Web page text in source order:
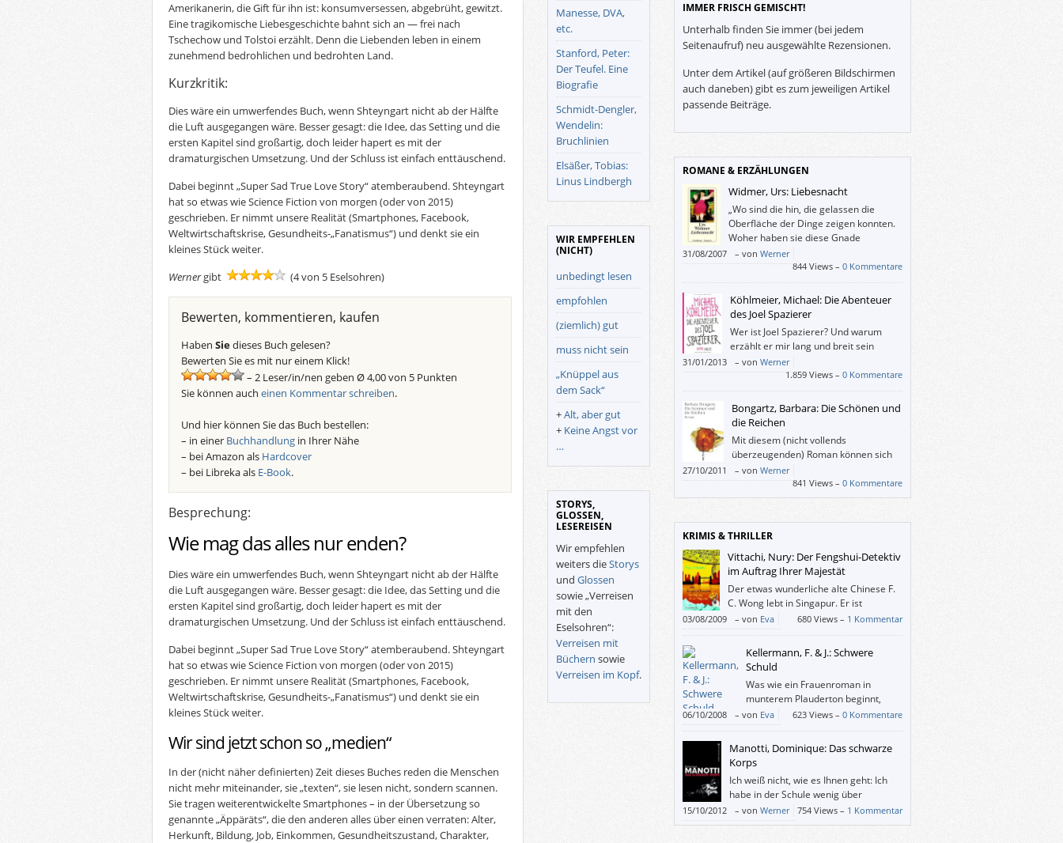
Amerikanerin, die Gift für ihn ist: konsumversessen, abgebrüht, gewitzt.
Eine tragikomische Liebesgeschichte bahnt sich an — frei nach
Tschechow und Tolstoi erzählt. Denn die Liebenden leben in einem
zunehmend bedrohlichen und bedrohten Land.
Kurzkritik:
Dies wäre ein umwerfendes Buch, wenn Shteyngart nicht ab der Hälfte
die Luft ausgegangen wäre. Besser gesagt: die Idee, das Setting und die
ersten Kapitel sind großartig, doch leider hapert es mit der
dramaturgischen Umsetzung. Und der Schluss ist einfach enttäuschend.
Dabei beginnt „Super Sad True Love Story“ atemberaubend. Shteyngart
hat so etwas wie Science Fiction von morgen (oder von 2015)
geschrieben. Er nimmt unsere Realität (Smartphones, Facebook,
Weltwirtschaftskrise, Gesundheits-„Fanatismus“) und denkt sie ein
kleines Stück weiter.
Wernergibt (4 von 5 Eselsohren)
Bewerten, kommentieren, kaufen
Haben Siedieses Buch gelesen?
Bewerten Sie es mit nur einem Klick!
– 2 Leser/in/nen geben Ø 4,00 von 5 Punkten
Sie können auch einen Kommentar schreiben.
Und hier können Sie das Buch bestellen:
– in einer Buchhandlung in Ihrer Nähe
– bei Amazon als Hardcover
– bei Libreka als E-Book.
Besprechung:
Wie mag das alles nur enden?
Dies wäre ein umwerfendes Buch, wenn Shteyngart nicht ab der Hälfte
die Luft ausgegangen wäre. Besser gesagt: die Idee, das Setting und die
ersten Kapitel sind großartig, doch leider hapert es mit der
dramaturgischen Umsetzung. Und der Schluss ist einfach enttäuschend.
Dabei beginnt „Super Sad True Love Story“ atemberaubend. Shteyngart
hat so etwas wie Science Fiction von morgen (oder von 2015)
geschrieben. Er nimmt unsere Realität (Smartphones, Facebook,
Weltwirtschaftskrise, Gesundheits-„Fanatismus“) und denkt sie ein
kleines Stück weiter.
Wir sind jetzt schon so „medien“
In der (nicht näher definierten) Zeit dieses Buches reden die Menschen
nicht mehr miteinander, sie „texten“, sie lesen nicht, sondern scannen.
Sie tragen weiterentwickelte Smartphones – in der Übersetzung so
genannte „Äppäräts“, die den anderen alles über einen verraten: Alter,
Herkunft, Bildung, Job, Einkommen, Gesundheitszustand, Charakter,
Manesse, DVA,
etc.
Stanford, Peter:
Der Teufel. Eine
Biografie
Schmidt-Dengler,
Wendelin:
Bruchlinien
Elsäßer, Tobias:
Linus Lindbergh
WIR EMPFEHLEN
(NICHT)
unbedingt lesen
empfohlen
(ziemlich) gut
muss nicht sein
„Knüppel aus
dem Sack“
+Alt, aber gut
+ Keine Angst vor
…
STORYS,
GLOSSEN,
LESEREISEN
Wir empfehlen
weiters dieStorys
und Glossen
sowie „Verreisen
mit den
Eselsohren“:
Verreisen mit
Büchern sowie
Verreisen im Kopf.
IMMER FRISCH GEMISCHT!
Unterhalb finden Sie immer (bei jedem
Seitenaufruf) neu ausgewählte Rezensionen.
Unter dem Artikel (auf größeren Bildschirmen
auch daneben) gibt es zum jeweiligen Artikel
passende Beiträge.
ROMANE & ERZÄHLUNGEN
Widmer, Urs: Liebesnacht
„Wo sind die hin, die gelassen die
Oberfläche der Dinge zeigen konnten.
Woher haben sie diese Gnade
genommen. Das Herz öffnete sich
beim Anschauen und der Atem wurde ruhig.“
31/08/2007 – von Werner
844 Views – 0 Kommentare
Köhlmeier, Michael: Die Abenteuer
des Joel Spazierer
Wer ist Joel Spazierer? Und warum
erzählt er mir lang und breit sein
halbes 20. Jahrhundert? – Diesen
Roman zu lesen, hat mir zwar Vergnügen bereitet,
aber schlau bin ich aus ihm nicht geworden.
31/01/2013 – von Werner
1.859 Views – 0 Kommentare
Bongartz, Barbara: Die Schönen und
die Reichen
Mit diesem (nicht vollends
überzeugenden) Roman können sich
auch Leute über den (Geld-)Adel
amüsieren, die nie zugeben würden, dass sie sich
für den überhaupt interessieren.
27/10/2011 – von Werner
841 Views – 0 Kommentare
KRIMIS & THRILLER
Vittachi, Nury: Der Fengshui-Detektiv
im Auftrag Ihrer Majestät
Der etwas wunderliche alte Chinese F.
C. Wong lebt in Singapur. Er ist
Fengshui-Meister und teilt sein kleines
Büro mit seiner eigensinnigen jungen Assistentin
Joyce und seiner ausschließlich an Nagelpflege
interessierten Sekretärin Winnie, die ihm beide
überaus auf die Nerven gehen. Da sein Fengshui-
Können auch die Reinigung der Atmosphäre nach
einem Verbrechen umfasst, passiert es des
Öfteren, dass Wong und Joyce diese Verbrechen
auch gleich aufklären
03/08/2009 – von Eva 680 Views – 1 Kommentar
Kellermann, F. & J.: Schwere
Schuld
Was wie ein Frauenroman in
munterem Plauderton beginnt,
entpuppt sich nach und nach als
recht passabler Krimi.
06/10/2008 – von Eva 623 Views – 0 Kommentare
Manotti, Dominique: Das schwarze
Korps
Ich weiß nicht, wie es Ihnen geht: Ich
habe in der Schule wenig über
Frankreich während des Zweiten
Weltkriegs gelernt. Dies lässt sich mit Manotti
15/10/2012 – von Werner 754 Views – 1 Kommentar